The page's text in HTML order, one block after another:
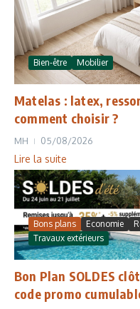
Bien-être Mobilier
Matelas : latex,
comment choisir ?
MH 05/08/2026
Lire la suite
Bons plans Economie
Travaux extérieurs
Bon Plan SOLDES
code promo